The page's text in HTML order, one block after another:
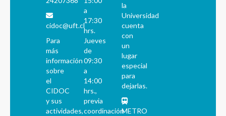
cidoc@uft.cl
Para
más
información
sobre
el
CIDOC
y sus
actividades,
a
17:30
hrs.
Jueves
de
09:30
a
14:00
hrs.,
previa
coordinación
la
Universidad
cuenta
con
un
lugar
especial
para
dejarlas.
METRO